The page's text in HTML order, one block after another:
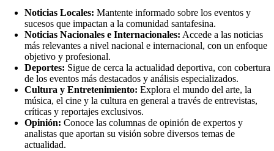
Noticias Locales: Mantente informado sobre los eventos y
sucesos que impactan a la comunidad santafesina.
Noticias Nacionales e Internacionales: Accede a las noticias
más relevantes a nivel nacional e internacional, con un enfoque
objetivo y profesional.
Deportes: Sigue de cerca la actualidad deportiva, con cobertura
de los eventos más destacados y análisis especializados.
Cultura y Entretenimiento: Explora el mundo del arte, la
música, el cine y la cultura en general a través de entrevistas,
críticas y reportajes exclusivos.
Opinión: Conoce las columnas de opinión de expertos y
analistas que aportan su visión sobre diversos temas de
actualidad.